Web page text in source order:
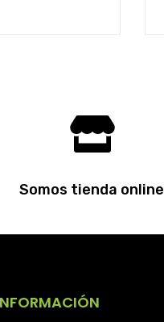
Somos tienda online